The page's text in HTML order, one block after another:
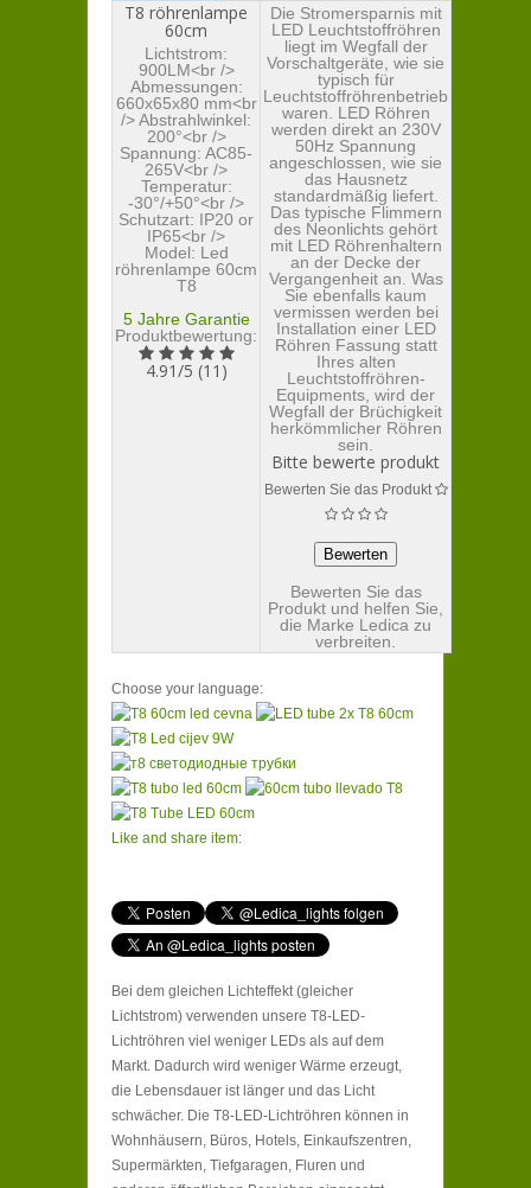
T8 röhrenlampe
60cm
Lichtstrom:
900LM<br />
Abmessungen:
660x65x80 mm<br
/> Abstrahlwinkel:
200°<br />
Spannung: AC85-
265V<br />
Temperatur:
-30°/+50°<br />
Schutzart: IP20 or
IP65<br />
Model: Led
röhrenlampe 60cm
T8
5 Jahre Garantie
Produktbewertung:
4.91/5 (11 )
Die Stromersparnis mit
LED Leuchtstoffröhren
liegt im Wegfall der
Vorschaltgeräte, wie sie
typisch für
Leuchtstoffröhrenbetrieb
waren. LED Röhren
werden direkt an 230V
50Hz Spannung
angeschlossen, wie sie
das Hausnetz
standardmäßig liefert.
Das typische Flimmern
des Neonlichts gehört
mit LED Röhrenhaltern
an der Decke der
Vergangenheit an. Was
Sie ebenfalls kaum
vermissen werden bei
Installation einer LED
Röhren Fassung statt
Ihres alten
Leuchtstoffröhren-
Equipments, wird der
Wegfall der Brüchigkeit
herkömmlicher Röhren
sein.
Bitte bewerte produkt
Bewerten Sie das Produkt
Bewerten Sie das
Produkt und helfen Sie,
die Marke Ledica zu
verbreiten.
Choose your language:
Like and share item:
Bei dem gleichen Lichteffekt (gleicher
Lichtstrom) verwenden unsere T8-LED-
Lichtröhren viel weniger LEDs als auf dem
Markt. Dadurch wird weniger Wärme erzeugt,
die Lebensdauer ist länger und das Licht
schwächer. Die T8-LED-Lichtröhren können in
Wohnhäusern, Büros, Hotels, Einkaufszentren,
Supermärkten, Tiefgaragen, Fluren und